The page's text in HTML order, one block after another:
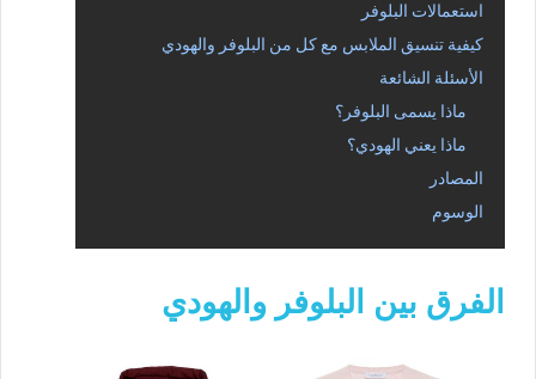
استعمالات البلوفر
كيفية تنسيق الملابس مع كل من البلوفر والهودي
الأسئلة الشائعة
ماذا يسمى البلوفر؟
ماذا يعني الهودي؟
المصادر
الوسوم
الفرق بين البلوفر والهودي